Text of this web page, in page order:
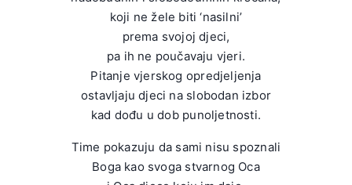
koji ne žele biti ‘nasilni’
prema svojoj djeci,
pa ih ne poučavaju vjeri.
Pitanje vjerskog opredjeljenja
ostavljaju djeci na slobodan izbor
kad dođu u dob punoljetnosti.
Time pokazuju da sami nisu spoznali
Boga kao svoga stvarnog Oca